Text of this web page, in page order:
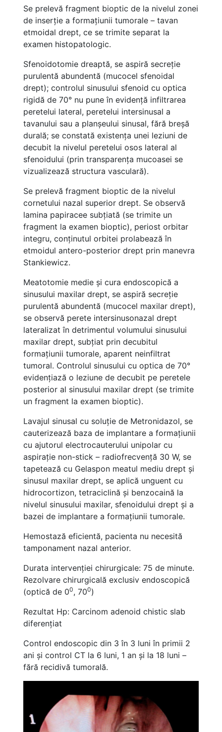
Se prelevă fragment bioptic de la nivelul zonei
de inserție a formațiunii tumorale – tavan
etmoidal drept, ce se trimite separat la
examen histopatologic.
Sfenoidotomie dreaptă, se aspiră secreție
purulentă abundentă (mucocel sfenoidal
drept); controlul sinusului sfenoid cu optica
rigidă de 70° nu pune în evidență infiltrarea
peretelui lateral, peretelui intersinusal a
tavanului sau a planșeului sinusal, fără breșă
durală; se constată existența unei leziuni de
decubit la nivelul peretelui osos lateral al
sfenoidului (prin transparența mucoasei se
vizualizează structura vasculară).
Se prelevă fragment bioptic de la nivelul
cornetului nazal superior drept. Se observă
lamina papiracee subțiată (se trimite un
fragment la examen bioptic), periost orbitar
integru, conținutul orbitei prolabează în
etmoidul antero-posterior drept prin manevra
Stankiewicz.
Meatotomie medie și cura endoscopică a
sinusului maxilar drept, se aspiră secreție
purulentă abundentă (mucocel maxilar drept),
se observă perete intersinusonazal drept
lateralizat în detrimentul volumului sinusului
maxilar drept, subțiat prin decubitul
formațiunii tumorale, aparent neinfiltrat
tumoral. Controlul sinusului cu optica de 70°
evidențiază o leziune de decubit pe peretele
posterior al sinusului maxilar drept (se trimite
un fragment la examen bioptic).
Lavajul sinusal cu soluție de Metronidazol, se
cauterizează baza de implantare a formațiunii
cu ajutorul electrocauterului unipolar cu
aspirație non-stick – radiofrecvență 30 W, se
tapetează cu Gelaspon meatul mediu drept și
sinusul maxilar drept, se aplică unguent cu
hidrocortizon, tetraciclină și benzocaină la
nivelul sinusului maxilar, sfenoidului drept și a
bazei de implantare a formațiunii tumorale.
Hemostază eficientă, pacienta nu necesită
tamponament nazal anterior.
Durata intervenției chirurgicale: 75 de minute.
Rezolvare chirurgicală exclusiv endoscopică
(optică de 00, 700)
Rezultat Hp: Carcinom adenoid chistic slab
diferențiat
Control endoscopic din 3 în 3 luni în primii 2
ani și control CT la 6 luni, 1 an și la 18 luni –
fără recidivă tumorală.